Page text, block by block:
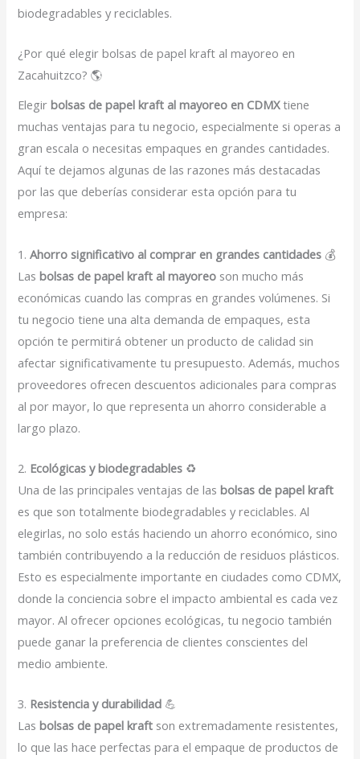
biodegradables y reciclables.
¿Por qué elegir bolsas de papel kraft al mayoreo en
Zacahuitzco? 🌎
Elegirbolsas de papel kraft al mayoreo en CDMXtiene
muchas ventajas para tu negocio, especialmente si operas a
gran escala o necesitas empaques en grandes cantidades.
Aquí te dejamos algunas de las razones más destacadas
por las que deberías considerar esta opción para tu
empresa:
1.Ahorro significativo al comprar en grandes cantidades 💰
Lasbolsas de papel kraft al mayoreo son mucho más
económicas cuando las compras en grandes volúmenes. Si
tu negocio tiene una alta demanda de empaques, esta
opción te permitirá obtener un producto de calidad sin
afectar significativamente tu presupuesto. Además, muchos
proveedores ofrecen descuentos adicionales para compras
al por mayor, lo que representa un ahorro considerable a
largo plazo.
2. Ecológicas y biodegradables ♻️
Una de las principales ventajas de lasbolsas de papel kraft
es que son totalmente biodegradables y reciclables. Al
elegirlas, no solo estás haciendo un ahorro económico, sino
también contribuyendo a la reducción de residuos plásticos.
Esto es especialmente importante en ciudades como CDMX,
donde la conciencia sobre el impacto ambiental es cada vez
mayor. Al ofrecer opciones ecológicas, tu negocio también
puede ganar la preferencia de clientes conscientes del
medio ambiente.
3. Resistencia y durabilidad 💪
Lasbolsas de papel kraft son extremadamente resistentes,
lo que las hace perfectas para el empaque de productos de